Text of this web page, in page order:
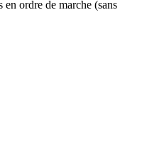
en ordre de marche (sans